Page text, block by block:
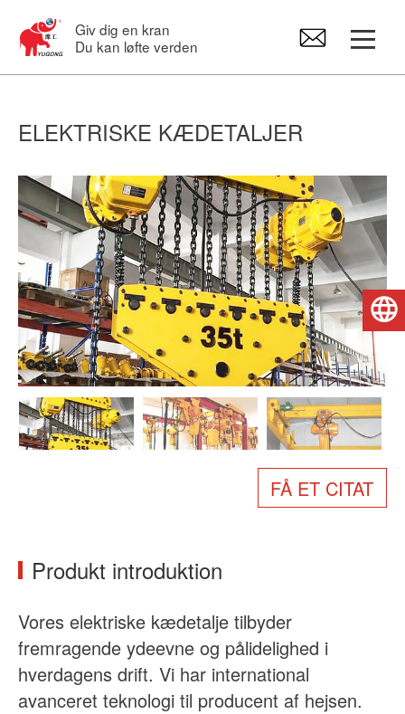
Giv dig en kran
Du kan løfte verden
Svingkraner
Elektrisk hejseværk
Kran Reservedele
Om os
Nyheder
ELEKTRISKE KÆDETALJER
FÅ ET CITAT
Produkt introduktion
Vores elektriske kædetalje tilbyder
fremragende ydeevne og pålidelighed i
hverdagens drift. Vi har international
avanceret teknologi til producent af hejsen.
Dansk